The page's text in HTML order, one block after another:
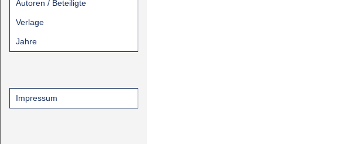
Autoren / Beteiligte
Verlage
Jahre
Impressum